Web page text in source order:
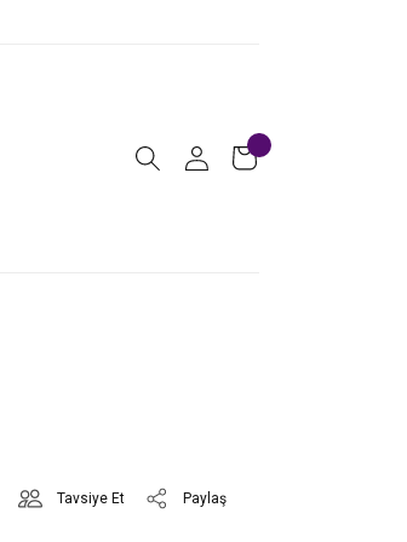
Tavsiye Et Paylaş